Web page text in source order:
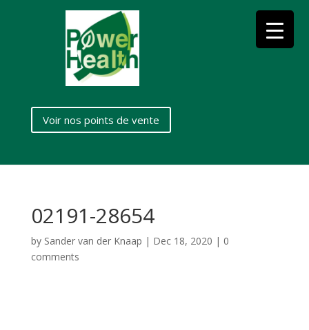
Voir nos points de vente
02191-28654
by Sander van der Knaap | Dec 18, 2020 | 0
comments